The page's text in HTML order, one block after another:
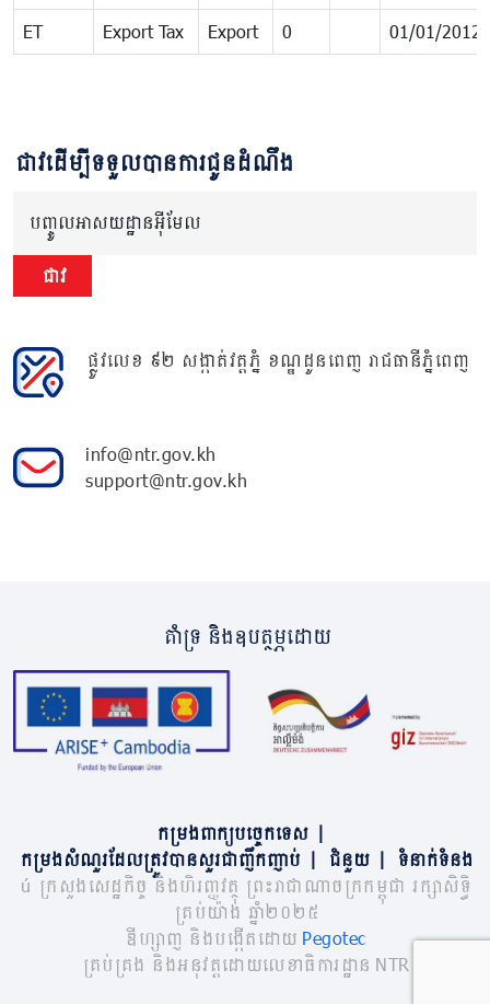
ET Export Tax Export 0 01/01/2012
ជាវដើម្បីទទួលបានការជូនដំណឹង
បញ្ចូលអាសយដ្ឋានអ៊ីមែល
ជាវ
ផ្លូវលេខ ៩២ សង្កាត់វត្តភ្នំ ខណ្ឌដូនពេញ រាជធានីភ្នំពេញ
info@ntr.gov.kh
support@ntr.gov.kh
គាំទ្រ និងឧបត្ថម្ភដោយ
កម្រងពាក្យបច្ចេកទេស
កម្រងសំណួរដែលត្រូវបានសួរជាញឹកញាប់
ជំនួយ
ទំនាក់ទំនង
© ក្រសួងសេដ្ឋកិច្ច និងហិរញ្ញវត្ថុ ព្រះរាជាណាចក្រកម្ពុជា រក្សាសិទ្ធិ
គ្រប់យ៉ាង ឆ្នាំ២០២៥
ឌីហ្សាញ និងបង្កើតដោយ Pegotec
គ្រប់គ្រង និងអនុវត្តដោយលេខាធិការដ្ឋាន NTR